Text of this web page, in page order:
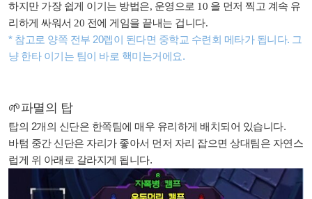
하지만 가장 쉽게 이기는 방법은, 운영으로 10 을 먼저 찍고 계속 유
리하게 싸워서 20 전에 게임을 끝내는 겁니다.
* 참고로 양쪽 전부 20렙이 된다면 중학교 수련회 메타가 됩니다. 그
냥 한타 이기는 팀이 바로 핵미는거에요.
🌱파멸의 탑
탑의 2개의 신단은 한쪽팀에 매우 유리하게 배치되어 있습니다.
바텀 중간 신단은 자리가 좋아서 먼저 자리 잡으면 상대팀은 자연스
럽게 위 아래로 갈라지게 됩니다.